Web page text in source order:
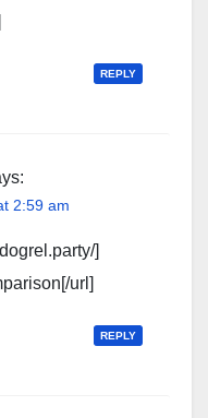
REPLY
2:59 am
]
url]
REPLY